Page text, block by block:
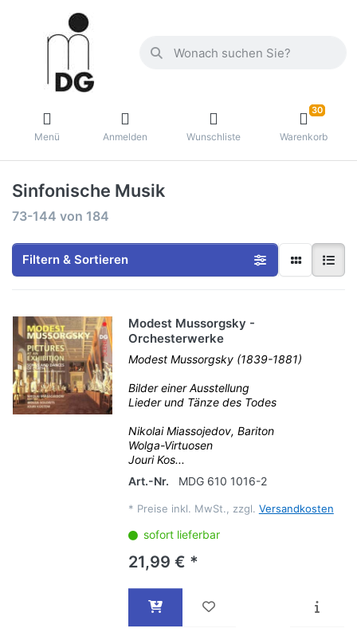
Menü Anmelden Wunschliste
30
Warenkorb
Sinfonische Musik
73-144 von 184
Filtern & Sortieren
Modest Mussorgsky -
Orchesterwerke
Modest Mussorgsky (1839-1881)
Bilder einer Ausstellung
Lieder und Tänze des Todes
Nikolai Miassojedov, Bariton
Wolga-Virtuosen
Jouri Kos...
Art.-Nr.
MDG 610 1016-2
* Preise inkl. MwSt., zzgl. Versandkosten
sofort lieferbar
21,99 € *